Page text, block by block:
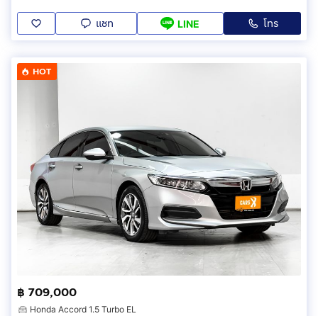
แชท LINE โทร
HOT
฿ 709,000
Honda Accord 1.5 Turbo EL